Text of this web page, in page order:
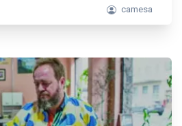
camesa